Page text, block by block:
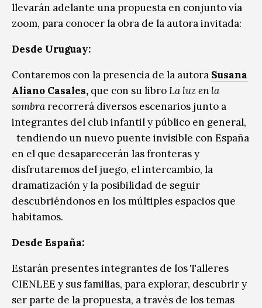
llevarán adelante una propuesta en conjunto vía
zoom, para conocer la obra de la autora invitada:
Desde Uruguay:
Contaremos con la presencia de la autora Susana
Aliano Casales, que con su libroLa luz en la
sombrarecorrerá diversos escenarios junto a
integrantes del club infantil y público en general,
tendiendo un nuevo puente invisible con España
en el que desaparecerán las fronteras y
disfrutaremos del juego, el intercambio, la
dramatización y la posibilidad de seguir
descubriéndonos en los múltiples espacios que
habitamos.
Desde España:
Estarán presentes integrantes de los Talleres
CIENLEE y sus familias, para explorar, descubrir y
ser parte de la propuesta, a través de los temas